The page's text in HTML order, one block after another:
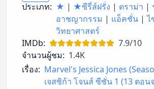
ประเภท: ★ | ★ซีรี่ส์ฝรั่ง | ดราม่า |
อาชญากรรม | แอ็คชั่น |ไ
วิทยาศาสตร์
IMDb:
7.9/10
จำนวนผู้ชม: 1.4K
เรื่อง: Marvel's Jessica Jones
เจสซิก้า โจนส์ ซีซั่น 1 (13 ตอน